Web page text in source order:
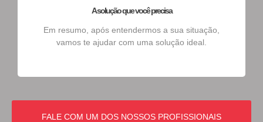
A solução que você precisa
Em resumo, após entendermos a sua situação,
vamos te ajudar com uma solução ideal.
FALE COM UM DOS NOSSOS PROFISSIONAIS